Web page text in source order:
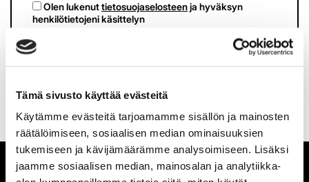
Tämä sivusto käyttää evästeitä
Käytämme evästeitä tarjoamamme sisällön ja mainosten
räätälöimiseen, sosiaalisen median ominaisuuksien
tukemiseen ja kävijämäärämme analysoimiseen. Lisäksi
jaamme sosiaalisen median, mainosalan ja analytiikka-
Olen lukenuttietosuojaselosteenja hyväksyn
henkilötietojeni käsittelyn